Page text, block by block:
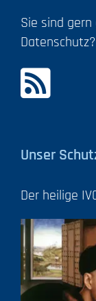
Sie sind
Unser
Der heilige